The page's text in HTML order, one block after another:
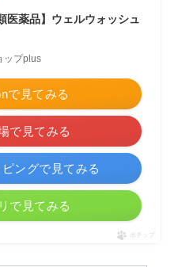
医薬品】ウェルウォッシュ
ップplus
で見てみる
で見てみる
ングで見てみる
で見てみる
ポチップ